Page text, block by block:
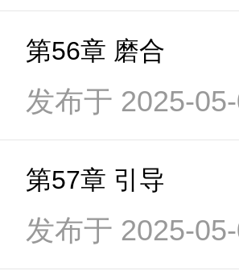
第56章 磨合
发布于 2025-
第57章 引导
发布于 2025-